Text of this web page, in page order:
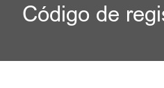
Código de